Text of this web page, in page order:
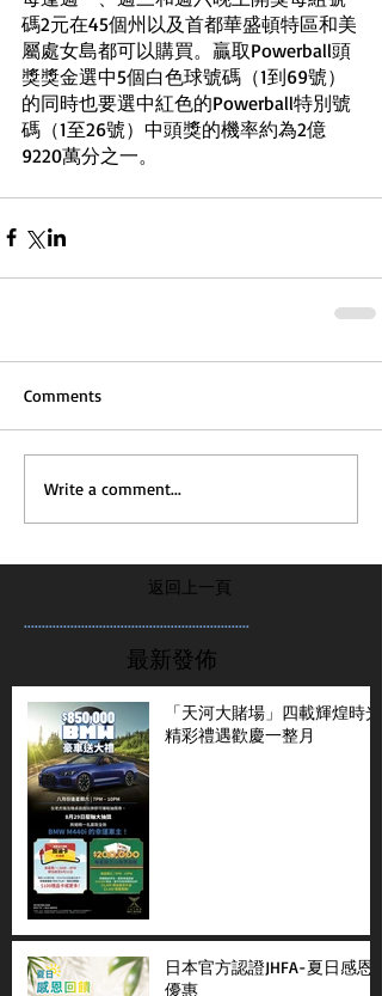
碼2元在45個州以及首都華盛頓特區和美
屬處女島都可以購買。贏取Powerball頭
獎獎金選中5個白色球號碼（1到69號）
的同時也要選中紅色的Powerball特別號
碼（1至26號）中頭獎的機率約為2億
9220萬分之一。
Comments
Write a comment...
返回上一頁
...............................................................
最新發佈
「天河大賭場」四載輝煌時光
精彩禮遇歡慶一整月
日本官方認證JHFA-夏日感恩
優惠